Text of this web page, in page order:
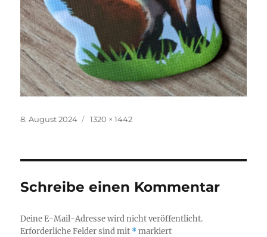
Veröffentlicht
8. August 2024 Originalgröße
1320 × 1442
Schreibe einen Kommentar
Deine E-Mail-Adresse wird nicht veröffentlicht.
Erforderliche Felder sind mit *markiert